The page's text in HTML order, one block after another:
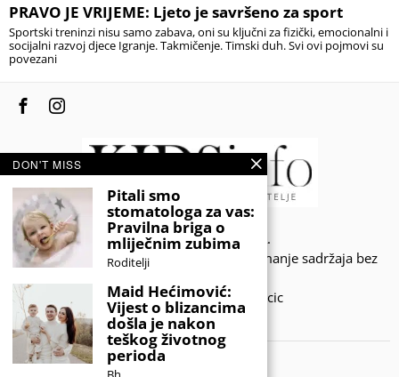
PRAVO JE VRIJEME: Ljeto je savršeno za sport
Sportski treninzi nisu samo zabava, oni su ključni za fizički, emocionalni i
socijalni razvoj djece Igranje. Takmičenje. Timski duh. Svi ovi pojmovi su
povezani
© 2020 - KIDSINFO.BA.
Sva prava zadržana. Zabranjeno preuzimanje sadržaja bez
Developed by Amar SIjercic
IZAŠAO JE NOVI MAGAZIN!
DON'T MISS
Pitali smo
stomatologa za vas:
Pravilna briga o
mliječnim zubima
Roditelji
Maid Hećimović:
Vijest o blizancima
došla je nakon
teškog životnog
perioda